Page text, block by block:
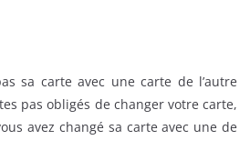
sa carte avec une carte de l’autre
pas obligés de changer votre carte,
avez changé sa carte avec une de